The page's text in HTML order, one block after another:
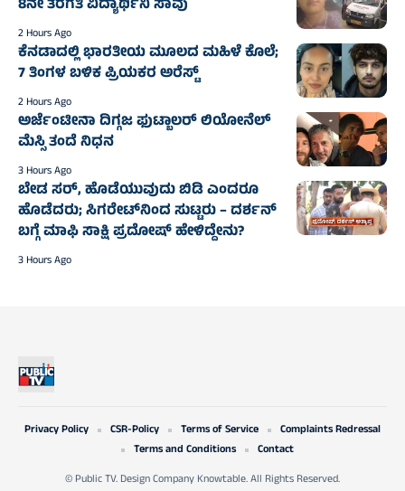
8ನೇ ತರಗತಿ ವಿದ್ಯಾರ್ಥಿನಿ ಸಾವು
2 Hours Ago
ಕೆನಡಾದಲ್ಲಿ ಭಾರತೀಯ ಮೂಲದ ಮಹಿಳೆ ಕೊಲೆ;
7 ತಿಂಗಳ ಬಳಿಕ ಪ್ರಿಯಕರ ಅರೆಸ್ಟ್‌
2 Hours Ago
ಅರ್ಜೆಂಟೀನಾ ದಿಗ್ಗಜ ಫುಟ್ಬಾಲರ್‌ ಲಿಯೋನೆಲ್‌
ಮೆಸ್ಸಿ ತಂದೆ ನಿಧನ
3 Hours Ago
ಬೇಡ ಸರ್, ಹೊಡೆಯುವುದು ಬಿಡಿ ಎಂದರೂ
ಹೊಡೆದರು; ಸಿಗರೇಟ್‌ನಿಂದ ಸುಟ್ಟರು – ದರ್ಶನ್‌
ಬಗ್ಗೆ ಮಾಫಿ ಸಾಕ್ಷಿ ಪ್ರದೋಷ್‌ ಹೇಳಿದ್ದೇನು?
3 Hours Ago
© Public TV. Design Company Knowtable. All Rights Reserved.
Privacy Policy CSR-Policy Terms of Service
Complaints Redressal
Terms and Conditions
Contact